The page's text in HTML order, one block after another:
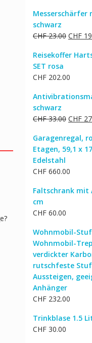
schwarz
CHF23.00
war:
CHF
Reisekoffer
SET rosa
CHF 202.00
schwarz
CHF33.00
war:
CHF
CHF
Garagenregal,
Etagen, 59,1 x
Edelstahl
CHF 660.00
Faltschrank mit
cm
CHF 60.00
Wohnmobil-
Wohnmobil-
verdickter
rutschfeste
Aussteigen,
Anhänger
CHF 232.00
Trinkblase 1.5
CHF 30.00